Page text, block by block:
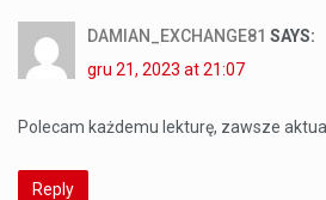
DAMIAN_EXCHANGE81 SAYS:
gru 21, 2023 at 21:07
Polecam każdemu lekturę, zawsze
Reply